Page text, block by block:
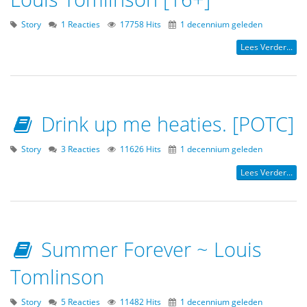
Story 1 Reacties 17758 Hits 1 decennium geleden
Lees Verder...
Drink up me heaties. [POTC]
Story 3 Reacties 11626 Hits 1 decennium geleden
Lees Verder...
Summer Forever ~ Louis
Tomlinson
Story 5 Reacties 11482 Hits 1 decennium geleden